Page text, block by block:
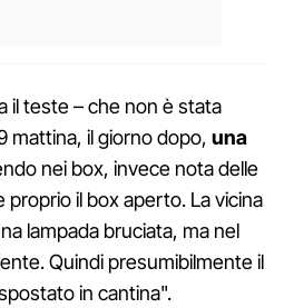
il teste – che non è stata
mattina, il giorno dopo, una
nei box, invece nota delle
il box aperto. La vicina
lampada bruciata, ma nel
Quindi presumibilmente il
in cantina".